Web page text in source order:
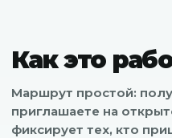
Как это
Маршрут простой:
приглашаете на
фиксирует тех, кто